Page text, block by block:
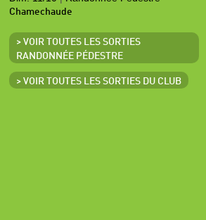
Chamechaude
> VOIR TOUTES LES SORTIES
RANDONNÉE PÉDESTRE
> VOIR TOUTES LES SORTIES DU CLUB